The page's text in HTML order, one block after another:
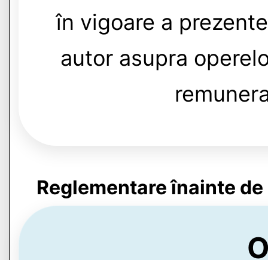
în vigoare a
autor asupra
Reglementare înainte